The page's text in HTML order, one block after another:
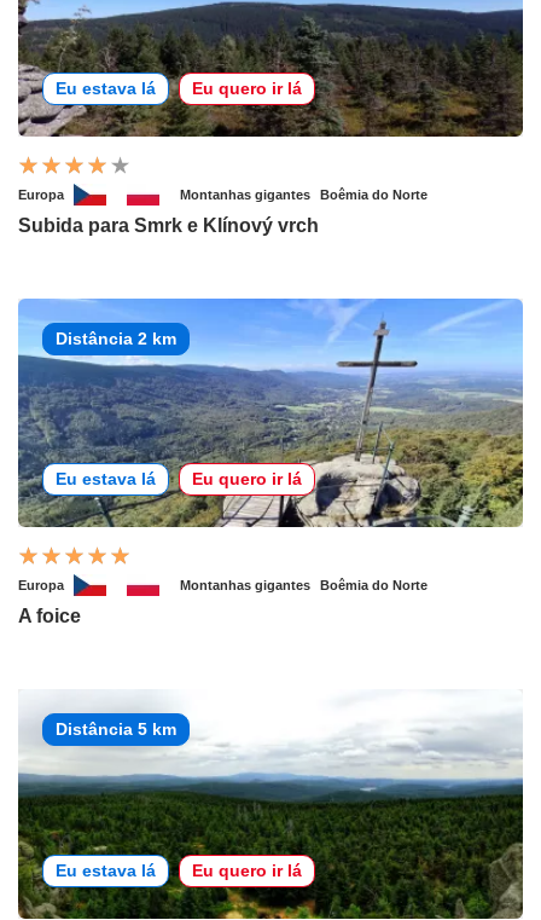
Eu estava lá Eu quero ir lá
Europa Montanhas gigantes Boêmia do Norte
Subida para Smrk e Klínový vrch
Distância 2 km
Eu estava lá Eu quero ir lá
Europa Montanhas gigantes Boêmia do Norte
A foice
Distância 5 km
Eu estava lá Eu quero ir lá